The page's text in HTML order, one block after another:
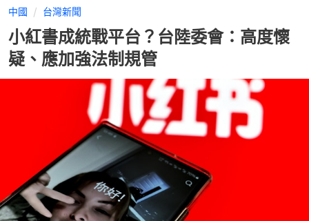
中國 台灣新聞
小紅書成統戰平台？台陸委會：高度懷
疑、應加強法制規管